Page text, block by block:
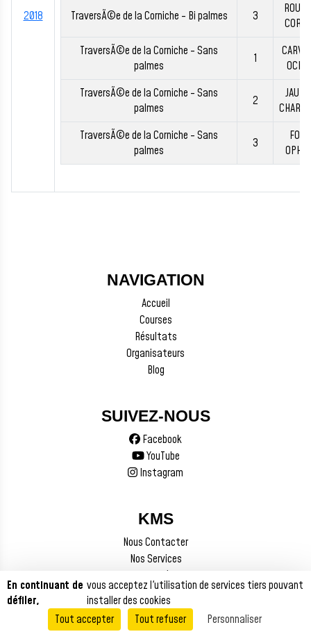
2018 TraversÃ©e de la Corniche - Bi palmes 3
TraversÃ©e de la Corniche - Sans
palmes
1
TraversÃ©e de la Corniche - Sans
palmes
2
TraversÃ©e de la Corniche - Sans
palmes
3
NAVIGATION
Accueil
Courses
Résultats
Organisateurs
Blog
SUIVEZ-NOUS
Facebook
YouTube
Instagram
KMS
Nous Contacter
Nos Services
Mentions Légales
En continuant de
défiler,
vous acceptez l'utilisation de services tiers pouvant
installer des cookies
Tout accepter
Tout refuser Personnaliser